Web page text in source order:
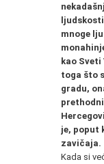
mnoge
kao Sveti
toga što
gradu,
je, poput
zavičaja.
Kada si